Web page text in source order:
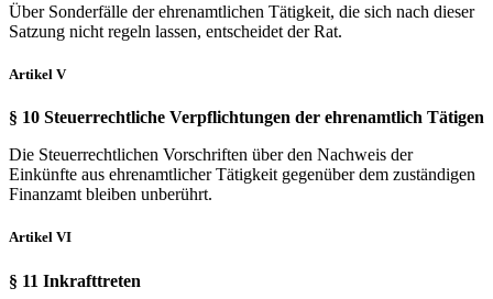
Über Sonderfälle der ehrenamtlichen Tätigkeit, die sich nach dieser
Satzung nicht regeln lassen, entscheidet der Rat.
Artikel V
§ 10 Steuerrechtliche Verpflichtungen der ehrenamtlich Tätigen
Die Steuerrechtlichen Vorschriften über den Nachweis der
Einkünfte aus ehrenamtlicher Tätigkeit gegenüber dem zuständigen
Finanzamt bleiben unberührt.
Artikel VI
§ 11 Inkrafttreten